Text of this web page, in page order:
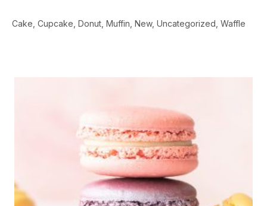
Cake Cupcake Donut Muffin New Uncategorized Waffle